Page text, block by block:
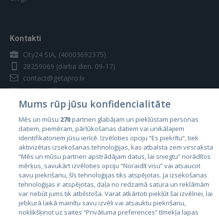
sekošanas tehnoloģijas šādiem mērķiem:
Veiktspējas sīkfaili
Šie sīkfaili ļauj mums saskaitīt
apmeklējumus un datplūsmas avotus, lai
mēs varētu novērtēt un uzlabot mūsu
vietnes veiktspēju. Šie sīkfaili palīdz mums
uzzināt, kuras lapas ir vispopulārākās un
kuras — visretāk apmeklētās, kā arī izzināt
to, kā apmeklētāji pārvietojas mūsu vietnē.
Visa sīkfailu savāktā informācija ir
sakopota, tāpēc tā ir anonīma. Ja
nepiekritīsiet šo sīkfailu izmantošanai, mēs
nezināsim, kad jūs apmeklējāt mūsu vietni.
Veiktspējas
sīkfaili
getapro.lv
periodā par abonementa maksu.
Regulējošā likumdošana un jurisdikcija
Šie Lietošanas noteikumi tiek regulēti un
interpretēti atbilstoši Latvijas Republikas
likumdošanai. Strīdi, kas rodas saistībā ar šiem
Lietošanas noteikumiem tiks izskatīti tikai
Latvijas Republikas tiesu jurisdikcijā.
Izmaiņas
GetaPro patur tiesības mainīt vai atjaunot šos
Lietošanas noteikumus jebkurā laikā un pēc
saviem ieskatiem, bez jebkādiem Lietotāju
Kontakti
City24 SIA, (40003692375)
28259069 (darba dien. 09-17)
contact@getapro.lv
Valstis
Igaunija
Latvija
Lietuva
Mums rūp jūsu konfidencialitāte
Mēs un mūsu 270partneri glabājam un piekļūstam personas
datiem, piemēram, pārlūkošanas datiem vai unikālajiem
identifikatoriem jūsu ierīcē. Izvēloties opciju “Es piekrītu”, tiek
aktivizētas izsekošanas tehnoloģijas, kas atbalsta zem virsraksta
“Mēs un mūsu partneri apstrādājam datus, lai sniegtu” norādītos
mērķus, savukārt izvēloties opciju “Noraidīt visu” vai atsaucot
savu piekrišanu, šīs tehnoloģijas tiks atspējotas. Ja izsekošanas
tehnoloģijas ir atspējotas, daļa no redzamā satura un reklāmām
var nebūt jums tik atbilstoša. Varat atkārtoti piekļūt šai izvēlnei, lai
jebkurā laikā mainītu savu izvēli vai atsauktu piekrišanu,
noklikšķinot uz saites “Privātuma preferences” tīmekļa lapas